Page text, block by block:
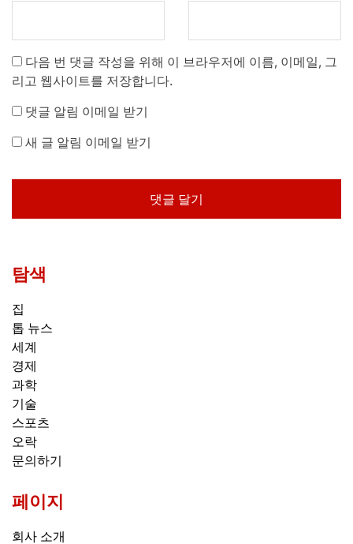
다음 번 댓글 작성을 위해 이 브라우저에 이름, 이메일, 그
리고 웹사이트를 저장합니다.
댓글 알림 이메일 받기
새 글 알림 이메일 받기
탐색
집
톱 뉴스
세계
경제
과학
기술
스포츠
오락
문의하기
페이지
회사 소개